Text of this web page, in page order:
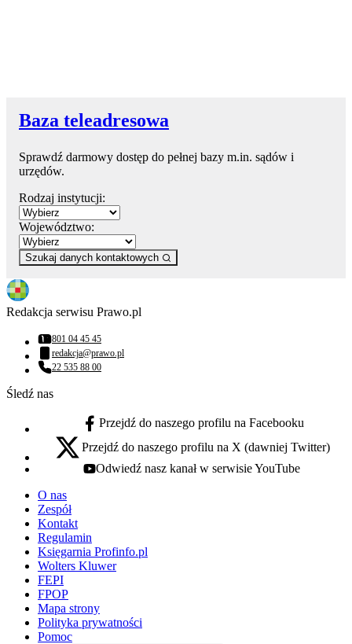
Baza teleadresowa
Sprawdź darmowy dostęp do pełnej bazy m.in. sądów i
urzędów.
Rodzaj instytucji:
Województwo:
Szukaj danych kontaktowych
Redakcja serwisu Prawo.pl
Numer telefonu:
801 04 45 45
Adres email:
redakcja@prawo.pl
Numer telefonu:
22 535 88 00
Śledź nas
facebook - otwiera się w nowej karcie
Przejdź do naszego profilu na Facebooku
x - otwiera się w nowej karcie
Przejdź do naszego profilu na X (dawniej Twitter)
youtube - otwiera się w nowej karcie
Odwiedź nasz kanał w serwisie YouTube
O nas
Zespół
Kontakt
Regulamin
Księgarnia Profinfo.pl
Wolters Kluwer
FEPI
FPOP
Mapa strony
Polityka prywatności
Pomoc